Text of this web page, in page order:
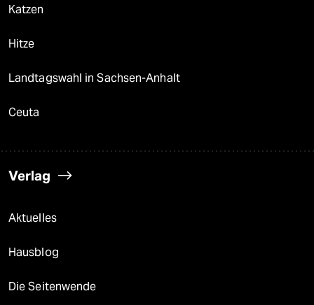
Katzen
Hitze
Landtagswahl in Sachsen-Anhalt
Ceuta
Verlag
Aktuelles
Hausblog
Die Seitenwende